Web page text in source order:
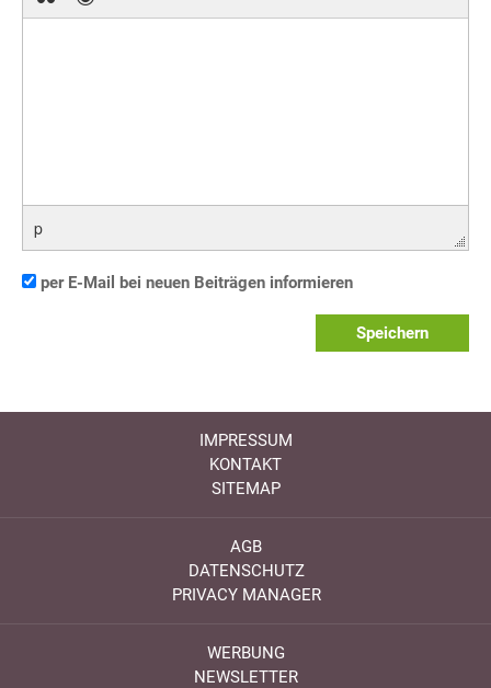
p
per E-Mail bei neuen Beiträgen informieren
Speichern
IMPRESSUM
KONTAKT
SITEMAP
AGB
DATENSCHUTZ
PRIVACY MANAGER
WERBUNG
NEWSLETTER